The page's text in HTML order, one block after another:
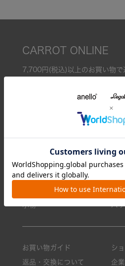
CARROT ONLINE
7,700円(税込)以上のお買い物で
トートバッグ
クロスボディ
ボストンバッグ
特
新
ロ
お買い物ガイド
返品・交換について
シ
企